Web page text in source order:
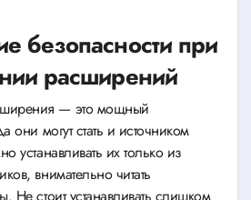
безопасности при
расширений
— это мощный
они могут стать и источником
устанавливать их только из
внимательно читать